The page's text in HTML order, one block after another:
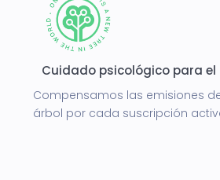
Cuidado psicológico para
Compensamos las emisiones
árbol por cada suscripción